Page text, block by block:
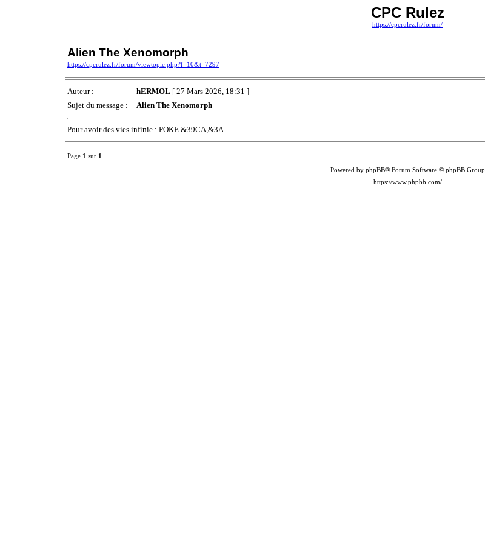
CPC Rulez
https://cpcrulez.fr/forum/
Alien The Xenomorph
https://cpcrulez.fr/forum/viewtopic.php?f=10&t=7297
Auteur : hERMOL [ 27 Mars 2026, 18:31 ]
Sujet du message :
Alien The Xenomorph
Pour avoir des vies infinie : POKE &39CA,&3A
Page 1 sur 1
Powered by phpBB® Forum Software © phpBB Group
https://www.phpbb.com/